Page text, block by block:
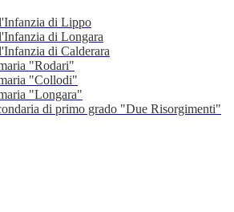
di Lippo
di Longara
di Calderara
"Rodari"
"Collodi"
"Longara"
di primo grado "Due Risorgimenti"